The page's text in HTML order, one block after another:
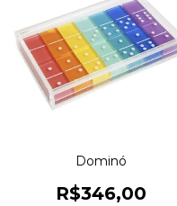
Dominó
R$346,00